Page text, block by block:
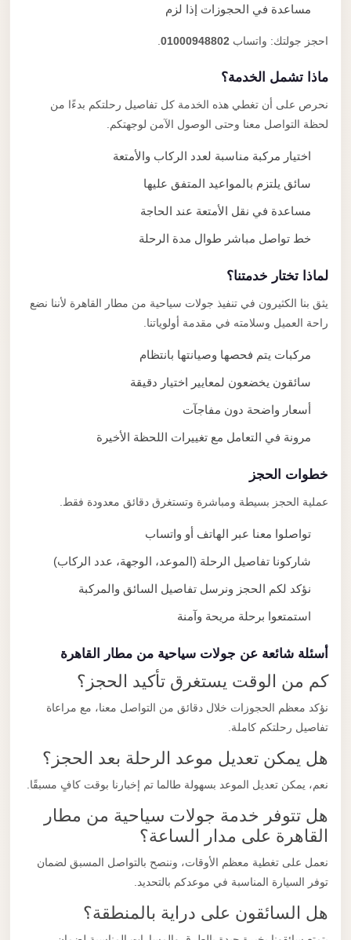
مساعدة في الحجوزات إذا لزم
احجز جولتك: واتساب01000948802
.
ماذا تشمل الخدمة؟
نحرص على أن تغطي هذه الخدمة كل تفاصيل رحلتكم بدءًا من
لحظة التواصل معنا وحتى الوصول الآمن لوجهتكم.
اختيار مركبة مناسبة لعدد الركاب والأمتعة
سائق يلتزم بالمواعيد المتفق عليها
مساعدة في نقل الأمتعة عند الحاجة
خط تواصل مباشر طوال مدة الرحلة
لماذا تختار خدمتنا؟
يثق بنا الكثيرون في تنفيذ جولات سياحية من مطار القاهرة لأننا نضع
راحة العميل وسلامته في مقدمة أولوياتنا.
مركبات يتم فحصها وصيانتها بانتظام
سائقون يخضعون لمعايير اختيار دقيقة
أسعار واضحة دون مفاجآت
مرونة في التعامل مع تغييرات اللحظة الأخيرة
خطوات الحجز
عملية الحجز بسيطة ومباشرة وتستغرق دقائق معدودة فقط.
تواصلوا معنا عبر الهاتف أو واتساب
شاركونا تفاصيل الرحلة (الموعد، الوجهة، عدد الركاب)
نؤكد لكم الحجز ونرسل تفاصيل السائق والمركبة
استمتعوا برحلة مريحة وآمنة
أسئلة شائعة عن جولات سياحية من مطار القاهرة
كم من الوقت يستغرق تأكيد الحجز؟
نؤكد معظم الحجوزات خلال دقائق من التواصل معنا، مع مراعاة
تفاصيل رحلتكم كاملة.
هل يمكن تعديل موعد الرحلة بعد الحجز؟
نعم، يمكن تعديل الموعد بسهولة طالما تم إخبارنا بوقت كافٍ مسبقًا.
هل تتوفر خدمة جولات سياحية من مطار
القاهرة على مدار الساعة؟
نعمل على تغطية معظم الأوقات، وننصح بالتواصل المسبق لضمان
توفر السيارة المناسبة في موعدكم بالتحديد.
هل السائقون على دراية بالمنطقة؟